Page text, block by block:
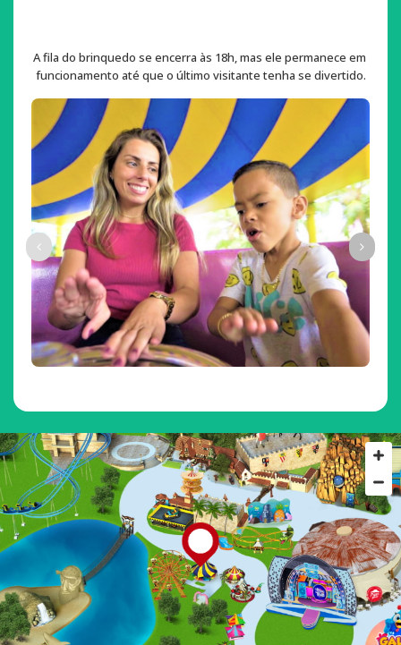
A fila do brinquedo se encerra às 18h, mas ele permanece em
funcionamento até que o último visitante tenha se divertido.